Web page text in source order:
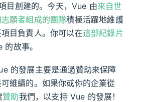
目創建的。今天，Vue 由來自世
願者組成的團隊積極活躍地維護
目負責人。你可以在這部紀錄片
故事。
的發展主要是通過贊助來保障
維續的。如果你或你的企業從
贊助我們，以支持 Vue 的發展！